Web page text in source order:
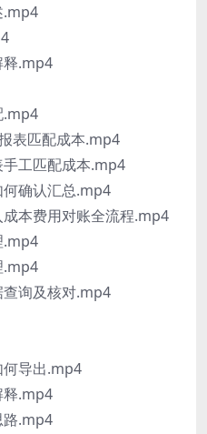
.mp4
释.mp4
.mp4
表匹配成本.mp4
手工匹配成本.mp4
何确认汇总.mp4
本费用对账全流程.mp4
.mp4
.mp4
查询及核对.mp4
何导出.mp4
释.mp4
路.mp4